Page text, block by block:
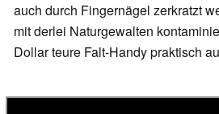
auch durch Fingernägel zerkratzt
mit derlei Naturgewalten
Dollar teure Falt-Handy praktisch